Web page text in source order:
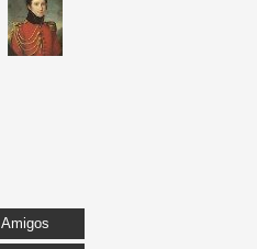
Amigos